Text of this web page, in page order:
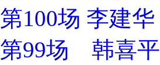
第100场 李建华
第99场 韩喜平